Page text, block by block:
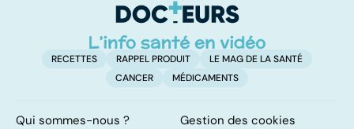
RECETTES RAPPEL PRODUIT
LE MAG DE LA SANTÉ
CANCER
MÉDICAMENTS
Qui sommes-nous ? Gestion des cookies